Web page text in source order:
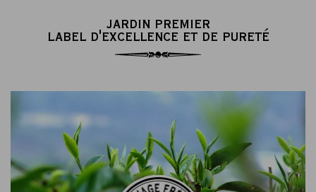
JARDIN PREMIER
LABEL D'EXCELLENCE ET DE PURETÉ